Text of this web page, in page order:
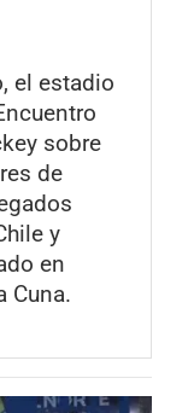
el estadio
sobre
de
y
en
Cuna.